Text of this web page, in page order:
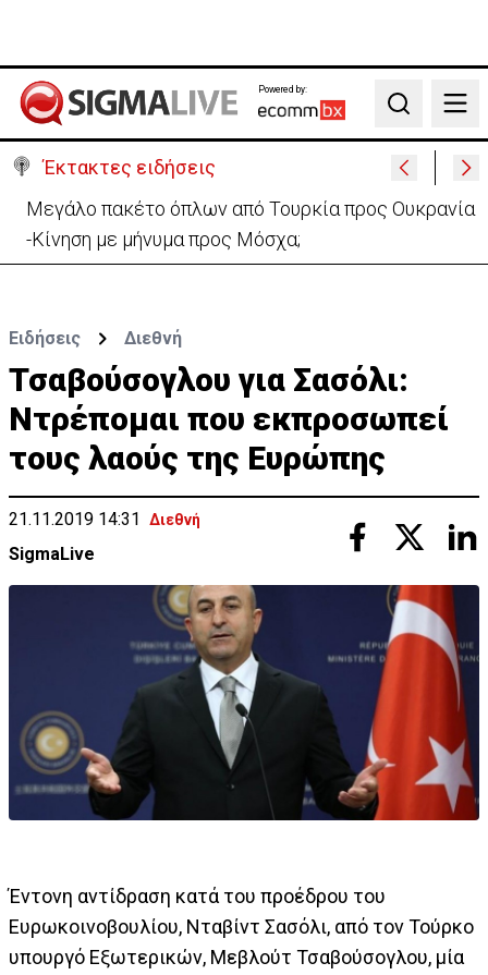
Powered by:
Search
Έκτακτες ειδήσεις
Μελέτησε το πόρισμα της φωτιάς στο Καλό Χωριό
ο Πάλμας- «Ουδέν σχόλιο»
Ειδήσεις Διεθνή
Τσαβούσογλου για Σασόλι:
Ντρέπομαι που εκπροσωπεί
τους λαούς της Ευρώπης
21.11.2019 14:31 Διεθνή
SigmaLive
Έντονη αντίδραση κατά του προέδρου του
Ευρωκοινοβουλίου, Νταβίντ Σασόλι, από τον Τούρκο
υπουργό Εξωτερικών, Μεβλούτ Τσαβούσογλου, μία